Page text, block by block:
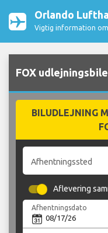
Orlando
Vigtig information
FOX
BILUDLEJNING
Afhentningssted
Aflevering
Afhentningsdato